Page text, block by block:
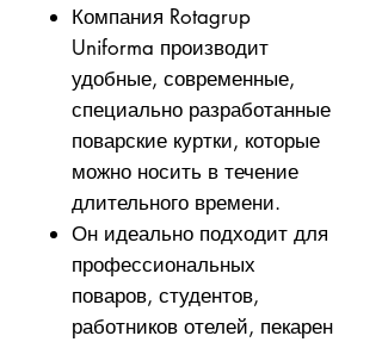
Компания Rotagrup
Uniforma производит
удобные, современные,
специально разработанные
поварские куртки, которые
можно носить в течение
длительного времени.
Он идеально подходит для
профессиональных
поваров, студентов,
работников отелей, пекарен